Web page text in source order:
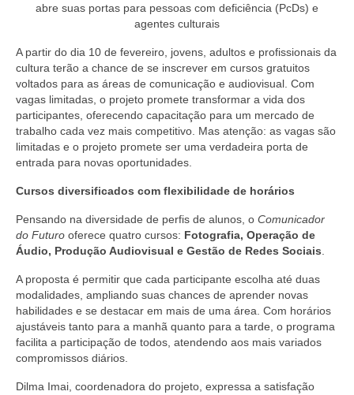
abre suas portas para pessoas com deficiência (PcDs) e
agentes culturais
A partir do dia 10 de fevereiro, jovens, adultos e profissionais da
cultura terão a chance de se inscrever em cursos gratuitos
voltados para as áreas de comunicação e audiovisual. Com
vagas limitadas, o projeto promete transformar a vida dos
participantes, oferecendo capacitação para um mercado de
trabalho cada vez mais competitivo. Mas atenção: as vagas são
limitadas e o projeto promete ser uma verdadeira porta de
entrada para novas oportunidades.
Cursos diversificados com flexibilidade de horários
Pensando na diversidade de perfis de alunos, o Comunicador
do Futuro oferece quatro cursos: Fotografia, Operação de
Áudio, Produção Audiovisual e Gestão de Redes Sociais
A proposta é permitir que cada participante escolha até duas
modalidades, ampliando suas chances de aprender novas
habilidades e se destacar em mais de uma área. Com horários
ajustáveis tanto para a manhã quanto para a tarde, o programa
facilita a participação de todos, atendendo aos mais variados
compromissos diários.
Dilma Imai, coordenadora do projeto, expressa a satisfação